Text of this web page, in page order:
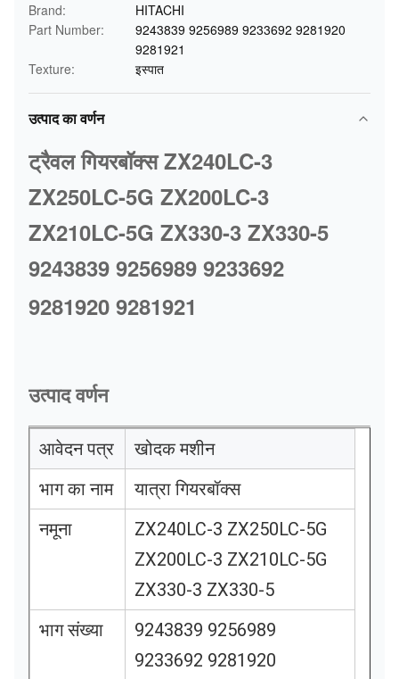
Brand:
HITACHI
Part Number:
9243839 9256989 9233692 9281920
9281921
Texture:
इस्पात
उत्पाद का वर्णन
ट्रैवल गियरबॉक्स ZX240LC-3
ZX250LC-5G ZX200LC-3
ZX210LC-5G ZX330-3 ZX330-5
9243839 9256989 9233692
9281920 9281921
उत्पाद वर्णन
आवेदन पत्र
खोदक मशीन
भाग का नाम
यात्रा गियरबॉक्स
नमूना
ZX240LC-3 ZX250LC-5G
ZX200LC-3 ZX210LC-5G
ZX330-3 ZX330-5
भाग संख्या
9243839 9256989
9233692 9281920